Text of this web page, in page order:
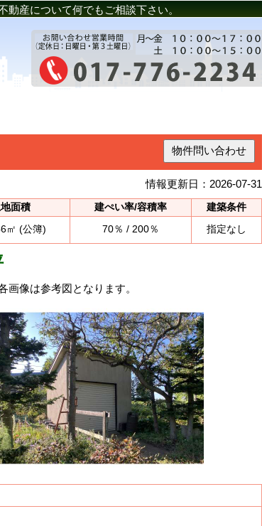
産について何でもご相談下さい。
物件問い合わせ
情報更新日：2026-07-31
面積 建ぺい率/容積率 建築条件
㎡ (公簿) 70％ / 200％ 指定なし
像は参考図となります。